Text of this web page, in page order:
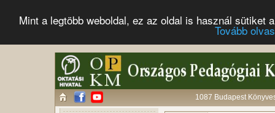
Mint a legtöbb weboldal, ez az oldal is használ sütiket
Tovább
1087 Budapest